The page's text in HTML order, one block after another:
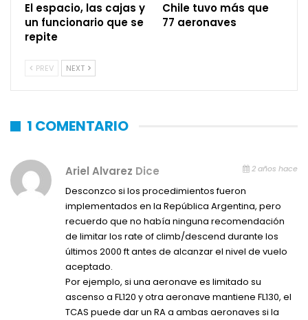
El espacio, las cajas y
un funcionario que se
repite
Chile tuvo más que
77 aeronaves
PREV NEXT
1 COMENTARIO
Ariel Alvarez Dice 2 años hace
Desconzco si los procedimientos fueron
implementados en la República Argentina, pero
recuerdo que no había ninguna recomendación
de limitar los rate of climb/descend durante los
últimos 2000 ft antes de alcanzar el nivel de vuelo
aceptado.
Por ejemplo, si una aeronave es limitado su
ascenso a FL120 y otra aeronave mantiene FL130, el
TCAS puede dar un RA a ambas aeronaves si la